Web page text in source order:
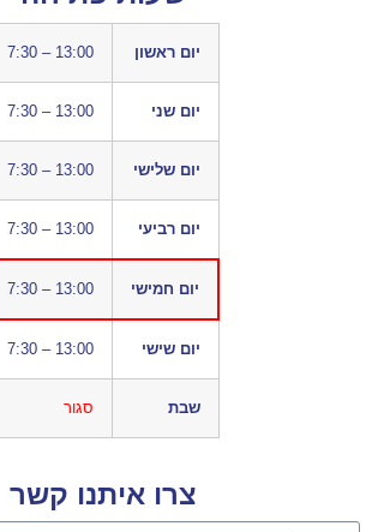
יום ראשון 7:30 – 13:00
יום שני 7:30 – 13:00
יום שלישי 7:30 – 13:00
יום רביעי 7:30 – 13:00
יום חמישי 7:30 – 13:00
יום שישי 7:30 – 13:00
שבת סגור
צרו איתנו קשר